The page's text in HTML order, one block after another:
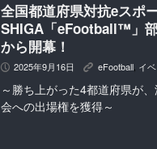
全国都道府県対抗eスポ
SHIGA「eFootball™」
から開幕！
P 2025年9月16日 K eFootball イ
～勝ち上がった4都道府県が
会への出場権を獲得～